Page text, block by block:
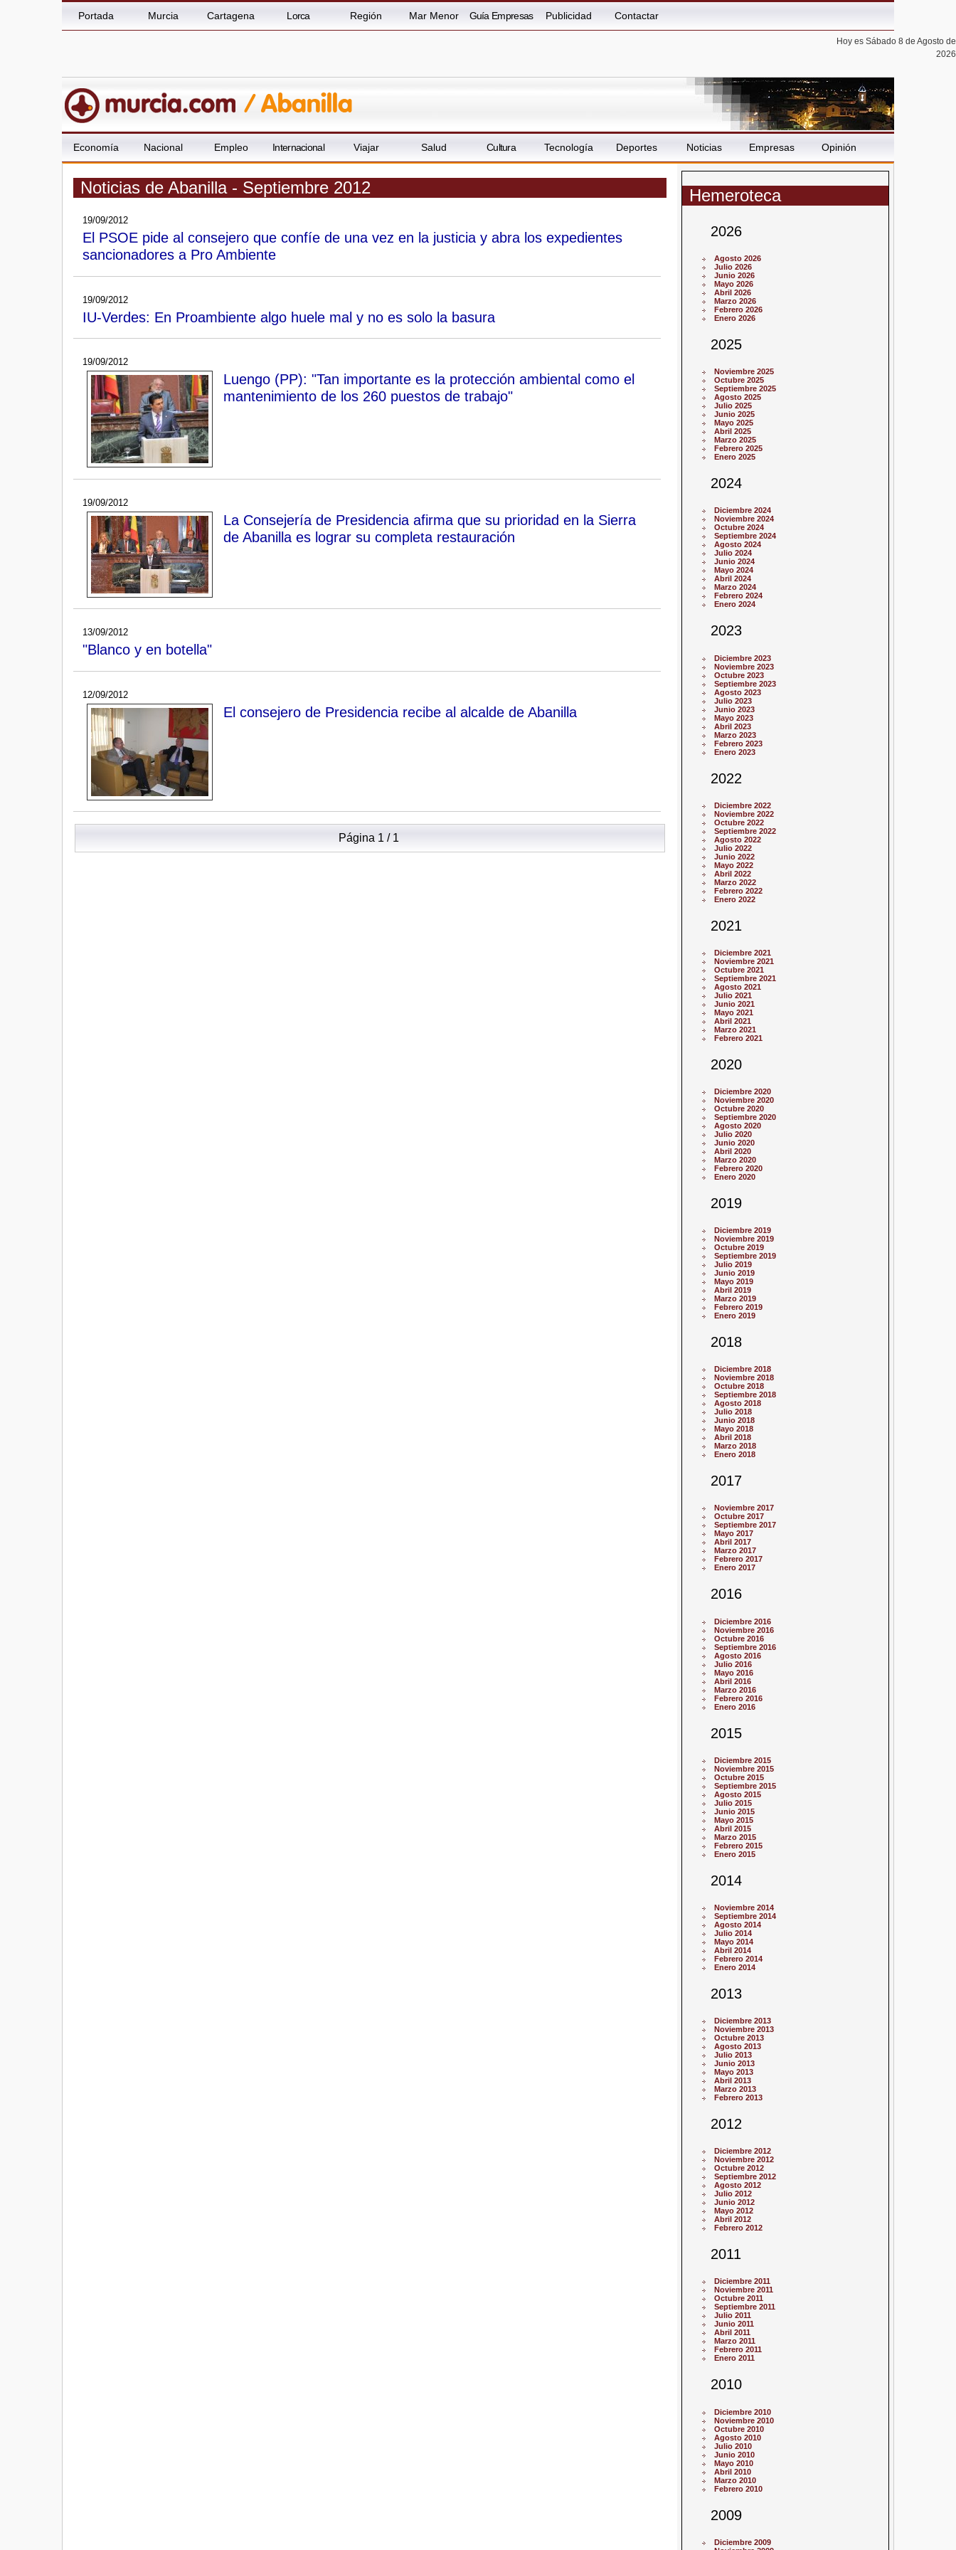
Portada Murcia Cartagena Lorca Región Mar Menor Guía Empresas Publicidad Contactar
Hoy es Sábado 8 de Agosto de
2026
Economía Nacional Empleo Internacional Viajar Salud Cultura Tecnología Deportes Noticias Empresas Opinión
Noticias de Abanilla - Septiembre 2012
19/09/2012
El PSOE pide al consejero que confíe de una vez en la justicia y abra los expedientes
sancionadores a Pro Ambiente
19/09/2012
IU-Verdes: En Proambiente algo huele mal y no es solo la basura
19/09/2012
Luengo (PP): "Tan importante es la protección ambiental como el
mantenimiento de los 260 puestos de trabajo"
19/09/2012
La Consejería de Presidencia afirma que su prioridad en la Sierra
de Abanilla es lograr su completa restauración
13/09/2012
"Blanco y en botella"
12/09/2012
El consejero de Presidencia recibe al alcalde de Abanilla
Página 1 / 1
Hemeroteca
2026
Agosto 2026
Julio 2026
Junio 2026
Mayo 2026
Abril 2026
Marzo 2026
Febrero 2026
Enero 2026
2025
Noviembre 2025
Octubre 2025
Septiembre 2025
Agosto 2025
Julio 2025
Junio 2025
Mayo 2025
Abril 2025
Marzo 2025
Febrero 2025
Enero 2025
2024
Diciembre 2024
Noviembre 2024
Octubre 2024
Septiembre 2024
Agosto 2024
Julio 2024
Junio 2024
Mayo 2024
Abril 2024
Marzo 2024
Febrero 2024
Enero 2024
2023
Diciembre 2023
Noviembre 2023
Octubre 2023
Septiembre 2023
Agosto 2023
Julio 2023
Junio 2023
Mayo 2023
Abril 2023
Marzo 2023
Febrero 2023
Enero 2023
2022
Diciembre 2022
Noviembre 2022
Octubre 2022
Septiembre 2022
Agosto 2022
Julio 2022
Junio 2022
Mayo 2022
Abril 2022
Marzo 2022
Febrero 2022
Enero 2022
2021
Diciembre 2021
Noviembre 2021
Octubre 2021
Septiembre 2021
Agosto 2021
Julio 2021
Junio 2021
Mayo 2021
Abril 2021
Marzo 2021
Febrero 2021
2020
Diciembre 2020
Noviembre 2020
Octubre 2020
Septiembre 2020
Agosto 2020
Julio 2020
Junio 2020
Abril 2020
Marzo 2020
Febrero 2020
Enero 2020
2019
Diciembre 2019
Noviembre 2019
Octubre 2019
Septiembre 2019
Julio 2019
Junio 2019
Mayo 2019
Abril 2019
Marzo 2019
Febrero 2019
Enero 2019
2018
Diciembre 2018
Noviembre 2018
Octubre 2018
Septiembre 2018
Agosto 2018
Julio 2018
Junio 2018
Mayo 2018
Abril 2018
Marzo 2018
Enero 2018
2017
Noviembre 2017
Octubre 2017
Septiembre 2017
Mayo 2017
Abril 2017
Marzo 2017
Febrero 2017
Enero 2017
2016
Diciembre 2016
Noviembre 2016
Octubre 2016
Septiembre 2016
Agosto 2016
Julio 2016
Mayo 2016
Abril 2016
Marzo 2016
Febrero 2016
Enero 2016
2015
Diciembre 2015
Noviembre 2015
Octubre 2015
Septiembre 2015
Agosto 2015
Julio 2015
Junio 2015
Mayo 2015
Abril 2015
Marzo 2015
Febrero 2015
Enero 2015
2014
Noviembre 2014
Septiembre 2014
Agosto 2014
Julio 2014
Mayo 2014
Abril 2014
Febrero 2014
Enero 2014
2013
Diciembre 2013
Noviembre 2013
Octubre 2013
Agosto 2013
Julio 2013
Junio 2013
Mayo 2013
Abril 2013
Marzo 2013
Febrero 2013
2012
Diciembre 2012
Noviembre 2012
Octubre 2012
Septiembre 2012
Agosto 2012
Julio 2012
Junio 2012
Mayo 2012
Abril 2012
Febrero 2012
2011
Diciembre 2011
Noviembre 2011
Octubre 2011
Septiembre 2011
Julio 2011
Junio 2011
Abril 2011
Marzo 2011
Febrero 2011
Enero 2011
2010
Diciembre 2010
Noviembre 2010
Octubre 2010
Agosto 2010
Julio 2010
Junio 2010
Mayo 2010
Abril 2010
Marzo 2010
Febrero 2010
2009
Diciembre 2009